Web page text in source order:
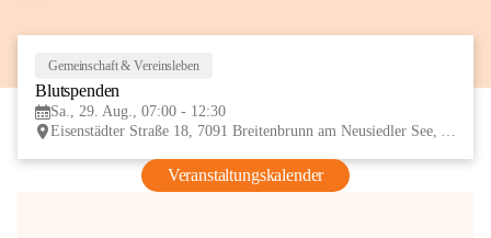
Gemeinschaft & Vereinsleben
Blutspenden
Sa., 29. Aug., 07:00 - 12:30
Eisenstädter Straße 18, 7091 Breitenbrunn am Neusiedler See, AUT
Veranstaltungskalender